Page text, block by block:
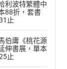
利波特繁體中
88折，套書
止
伯庸《桃花源
伸書展，單本
止